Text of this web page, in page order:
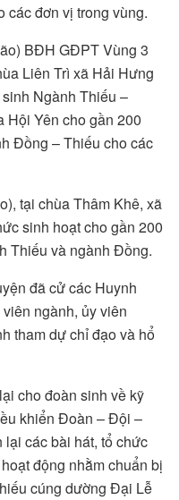
đơn vị trong vùng.
BĐH GĐPT Vùng 3
Liên Trì xã Hải Hưng
Ngành Thiếu –
Yên cho gần 200
Đồng – Thiếu cho các
tại chùa Thâm Khê, xã
sinh hoạt cho gần 200
Thiếu và ngành Đồng.
đã cử các Huynh
ngành, ủy viên
tham dự chỉ đạo và hổ
cho đoàn sinh về kỹ
khiển Đoàn – Đội –
các bài hát, tổ chức
động nhằm chuẩn bị
cúng dường Đại Lễ